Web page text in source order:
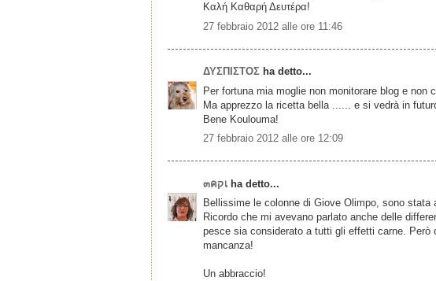
Καλή Καθαρή Δευτέρα!
27 febbraio 2012 alle ore 11:46
ΔΥΣΠΙΣΤΟΣ ha detto...
Per fortuna mia moglie non monitorare blog e non
Ma apprezzo la ricetta bella ...... e si vedrà in
Bene Koulouma!
27 febbraio 2012 alle ore 12:09
๓คקเ ha detto...
Bellissime le colonne di Giove Olimpo, sono stata
Ricordo che mi avevano parlato anche delle
pesce sia considerato a tutti gli effetti carne.
mancanza!
Un abbraccio!